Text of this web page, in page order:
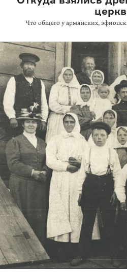
Что общего у армянских,